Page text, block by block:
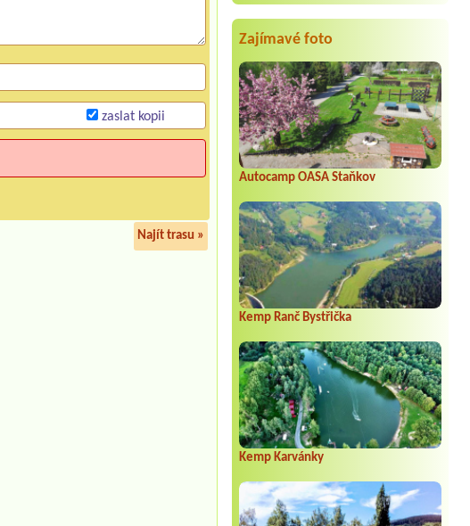
Zajímavé foto
Autocamp OASA Staňkov
Kemp Ranč Bystřička
Kemp Karvánky
zaslat kopii
Najít trasu »